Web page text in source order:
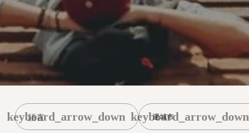
keyboard_arrow_down 運城市
keyboard_arrow_down